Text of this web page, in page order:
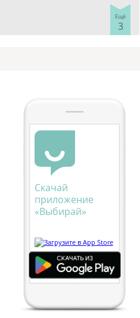
Ещё
3
Скачай
приложение
«Выбирай»